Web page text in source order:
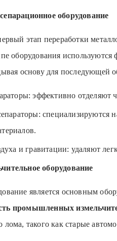
оборудование
этап переработки
оборудования
основу для последующей
эффективно отделяют
специализируются
и гравитации: удаляют
оборудование
является основным
промышленных
лома, такого как старые